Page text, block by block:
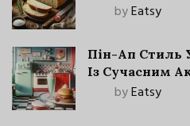
byEatsy
Пін-Ап Стиль
Із Сучасним
byEatsy